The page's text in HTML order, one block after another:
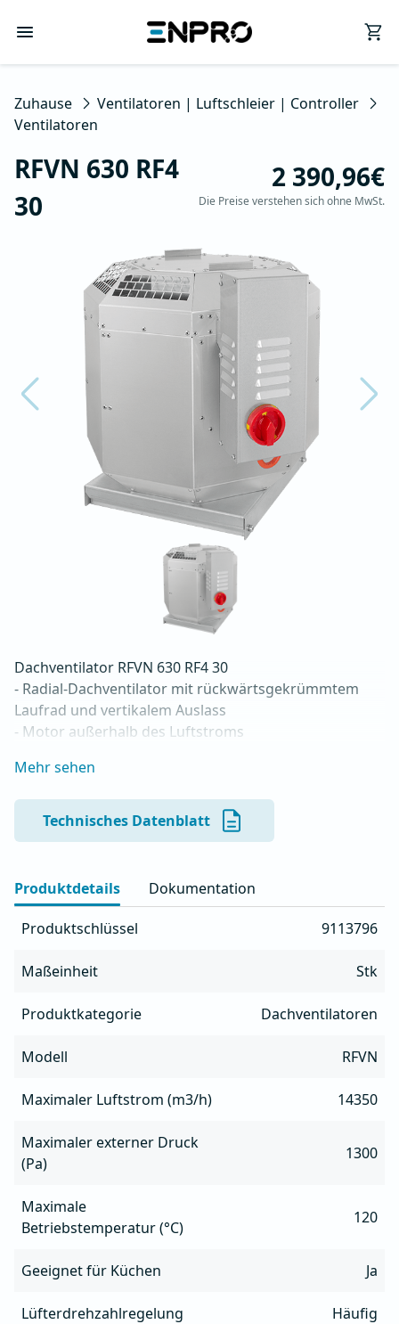
Zuhause
Ventilatoren | Luftschleier | Controller
Ventilatoren
RFVN 630 RF4
30
2 390,96€
Die Preise verstehen sich ohne MwSt.
Dachventilator RFVN 630 RF4 30
- Radial-Dachventilator mit rückwärtsgekrümmtem
Laufrad und vertikalem Auslass
- Motor außerhalb des Luftstroms
- Für Dauerbetrieb mit Temperaturen bis 120 °C
- Luftauslass mit Schutzgitter
- Zur Reinigung und Wartung lässt sich die
Lüftereinheit einfach drehen
- Gehäuse aus AlMg3-Aluminium, beständig gegen alle
Wetterbedingungen
- Integrierte Fettwanne mit Ablauf
- Integrierter Serviceschalter
installiert werden
Mehr sehen
Technisches Datenblatt
Produktdetails Dokumentation
Produktschlüssel 9113796
Maßeinheit Stk
Produktkategorie Dachventilatoren
Modell RFVN
Maximaler Luftstrom (m3/h) 14350
Maximaler externer Druck
(Pa)
1300
Maximale
Betriebstemperatur (°C)
120
Geeignet für Küchen Ja
Lüfterdrehzahlregelung Häufig